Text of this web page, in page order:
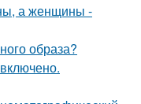
а женщины -
образа?